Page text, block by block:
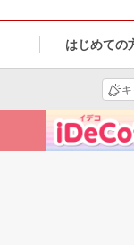
はじめての